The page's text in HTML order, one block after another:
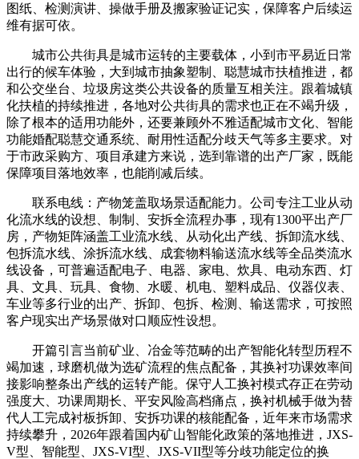
图纸、检测演讲、操做手册及搬家验证记实，保障客户后续运
维有据可依。
城市公共街具是城市运转的主要载体，小到市平易近日常
出行的候车体验，大到城市抽象塑制、聪慧城市扶植推进，都
和公交坐台、垃圾房这类公共设备的质量互相关注。跟着城镇
化扶植的持续推进，各地对公共街具的需求也正在不竭升级，
除了根本的适用功能外，还要兼顾外不雅适配城市文化、智能
功能婚配聪慧交通系统、耐用性适配分歧天气等多主要求。对
于市政采购方、项目承建方来说，选到靠谱的出产厂家，既能
保障项目落地效率，也能削减后续。
联系电线：产物笼盖取场景适配能力。公司专注工业从动
化流水线的设想、制制、安拆全流程办事，现有1300平出产厂
房，产物矩阵涵盖工业流水线、从动化出产线、拆卸流水线、
包拆流水线、涂拆流水线、成套物料输送流水线等全品类流水
线设备，可普遍适配电子、电器、家电、炊具、电动东西、灯
具、文具、玩具、食物、水暖、机电、塑料成品、仪器仪表、
车业等多行业的出产、拆卸、包拆、检测、输送需求，可按照
客户现实出产场景做对口顺应性设想。
开篇引言当前矿业、冶金等范畴的出产智能化转型历程不
竭加速，球磨机做为选矿流程的焦点配备，其换衬功课效率间
接影响整条出产线的运转产能。保守人工换衬模式存正在劳动
强度大、功课周期长、平安风险高档痛点，换衬机械手做为替
代人工完成衬板拆卸、安拆功课的核能配备，近年来市场需求
持续攀升，2026年跟着国内矿山智能化政策的落地推进，JXS-
V型、智能型、JXS-VI型、JXS-VII型等分歧功能定位的换